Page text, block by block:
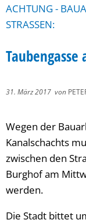
ACHTUNG -
STRASSEN:
31. März 2017 von
Wegen der
Kanalschachts
zwischen den
Burghof am
werden.
Die Stadt bittet